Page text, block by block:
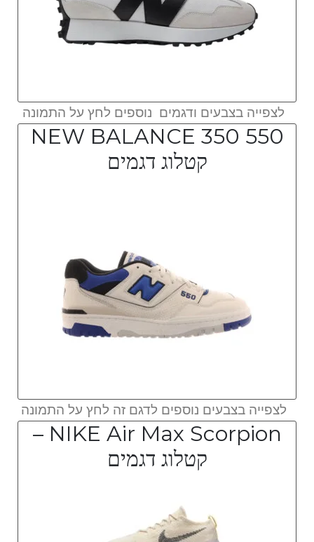
לצפייה בצבעים ודגמים נוספים לחץ על התמונה
NEW BALANCE 350 550
קטלוג דגמים
לצפייה בצבעים נוספים לדגם זה לחץ על התמונה
NIKE Air Max Scorpion –
קטלוג דגמים